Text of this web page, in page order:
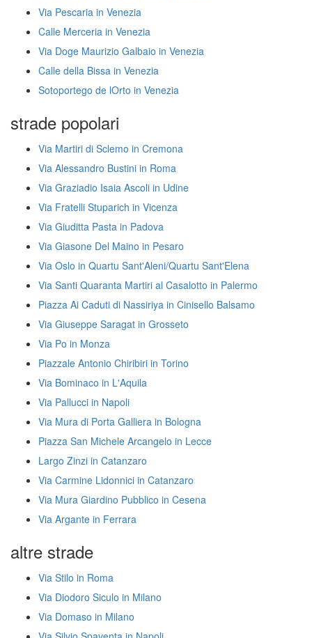
Via Pescaria in Venezia
Calle Merceria in Venezia
Via Doge Maurizio Galbaio in Venezia
Calle della Bissa in Venezia
Sotoportego de lOrto in Venezia
strade popolari
Via Martiri di Sclemo in Cremona
Via Alessandro Bustini in Roma
Via Graziadio Isaia Ascoli in Udine
Via Fratelli Stuparich in Vicenza
Via Giuditta Pasta in Padova
Via Giasone Del Maino in Pesaro
Via Oslo in Quartu Sant'Aleni/Quartu Sant'Elena
Via Santi Quaranta Martiri al Casalotto in Palermo
Piazza Ai Caduti di Nassiriya in Cinisello Balsamo
Via Giuseppe Saragat in Grosseto
Via Po in Monza
Piazzale Antonio Chiribiri in Torino
Via Bominaco in L'Aquila
Via Pallucci in Napoli
Via Mura di Porta Galliera in Bologna
Piazza San Michele Arcangelo in Lecce
Largo Zinzi in Catanzaro
Via Carmine Lidonnici in Catanzaro
Via Mura Giardino Pubblico in Cesena
Via Argante in Ferrara
altre strade
Via Stilo in Roma
Via Diodoro Siculo in Milano
Via Domaso in Milano